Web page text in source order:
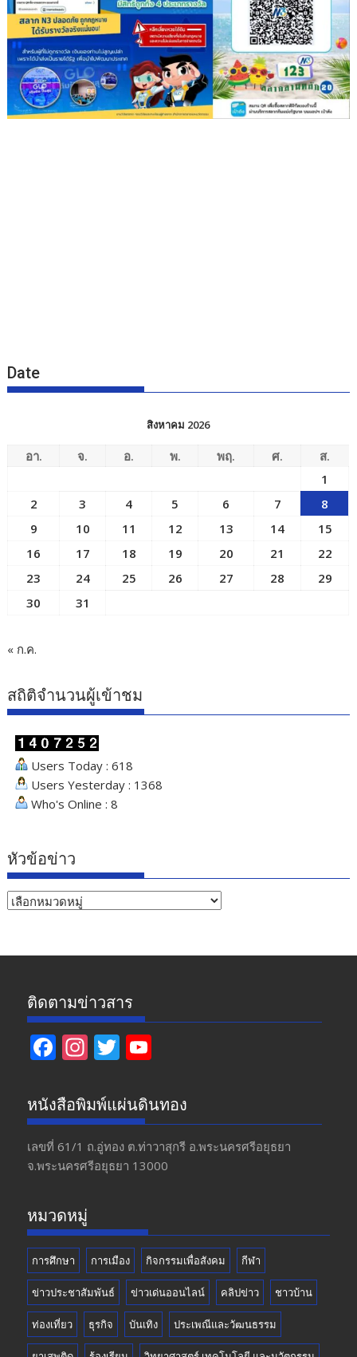
Date
สิงหาคม 2026
อา. จ. อ. พ. พฤ. ศ.
ส.
1
2
3 4 5 6 7
8
9
10 11 12 13 14
15
16
17 18 19 20 21
22
23
24 25 26 27 28
29
30
31
« ก.ค.
สถิติจำนวนผู้เข้าชม
Users Today : 618
Users Yesterday : 1368
Who's Online : 8
หัวข้อข่าว
หัวข้อ
ติดตามข่าวสาร
F
e
b
o
o
In
a
gr
a
m
T
itt
er
u
T
u
b
หนังสือพิมพ์แผ่นดินทอง
เลขที่ 61/1 ถ.อู่ทอง​ ต.​ท่าวาสุกรี​ อ.พระนครศรีอยุธยา​
จ.พระนครศรีอยุธยา 13000
หมวดหมู่
การศึกษา การเมือง กิจกรรมเพื่อสังคม กีฬา
ข่าวประชาสัมพันธ์ ข่าวเด่นออนไลน์ คลิปข่าว ชาวบ้าน
ท่องเที่ยว ธุรกิจ บันเทิง ประเพณีและวัฒนธรรม